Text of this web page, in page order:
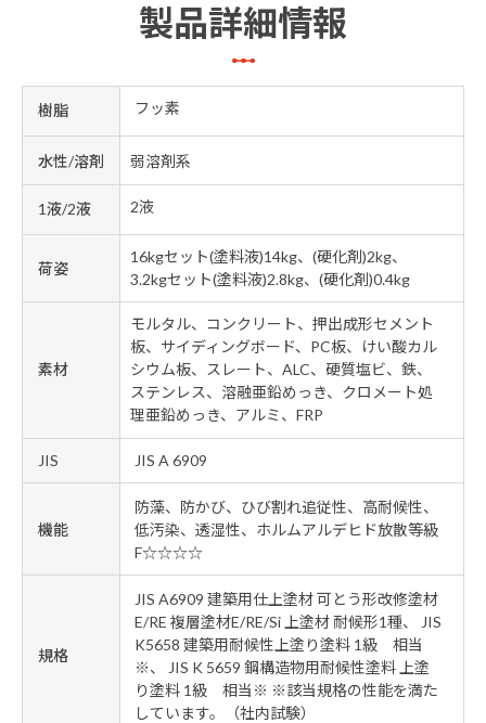
製品詳細情報
樹脂 フッ素
水性/溶剤 弱溶剤系
1液/2液 2液
荷姿
16kgセット(塗料液)14kg、(硬化剤)2kg、
3.2kgセット(塗料液)2.8kg、(硬化剤)0.4kg
素材
モルタル、コンクリート、押出成形セメント
板、サイディングボード、PC板、けい酸カル
シウム板、スレート、ALC、硬質塩ビ、鉄、
ステンレス、溶融亜鉛めっき、クロメート処
理亜鉛めっき、アルミ、FRP
JIS JIS A 6909
機能
防藻、防かび、ひび割れ追従性、高耐候性、
低汚染、透湿性、ホルムアルデヒド放散等級
F☆☆☆☆
規格
JIS A6909 建築用仕上塗材 可とう形改修塗材
E/RE 複層塗材E/RE/Si 上塗材 耐候形1種、 JIS
K5658 建築用耐候性上塗り塗料 1級 相当
※、 JIS K 5659 鋼構造物用耐候性塗料 上塗
り塗料 1級 相当※ ※該当規格の性能を満た
しています。（社内試験）